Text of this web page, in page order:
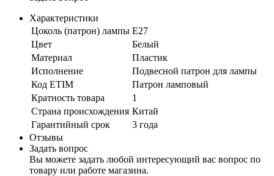
Характеристики
Цоколь (патрон) лампы E27
Цвет
Белый
Материал
Пластик
Исполнение
Подвесной патрон для лампы
Код ETIM
Патрон ламповый
Кратность товара
1
Страна происхождения Китай
Гарантийный срок
3 года
Отзывы
Задать вопрос
Вы можете задать любой интересующий вас вопрос по
товару или работе магазина.